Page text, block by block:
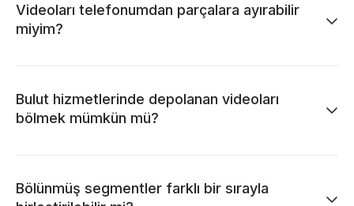
Videoları telefonumdan parçalara ayırabilir
miyim?
Bulut hizmetlerinde depolanan videoları
bölmek mümkün mü?
Bölünmüş segmentler farklı bir sırayla